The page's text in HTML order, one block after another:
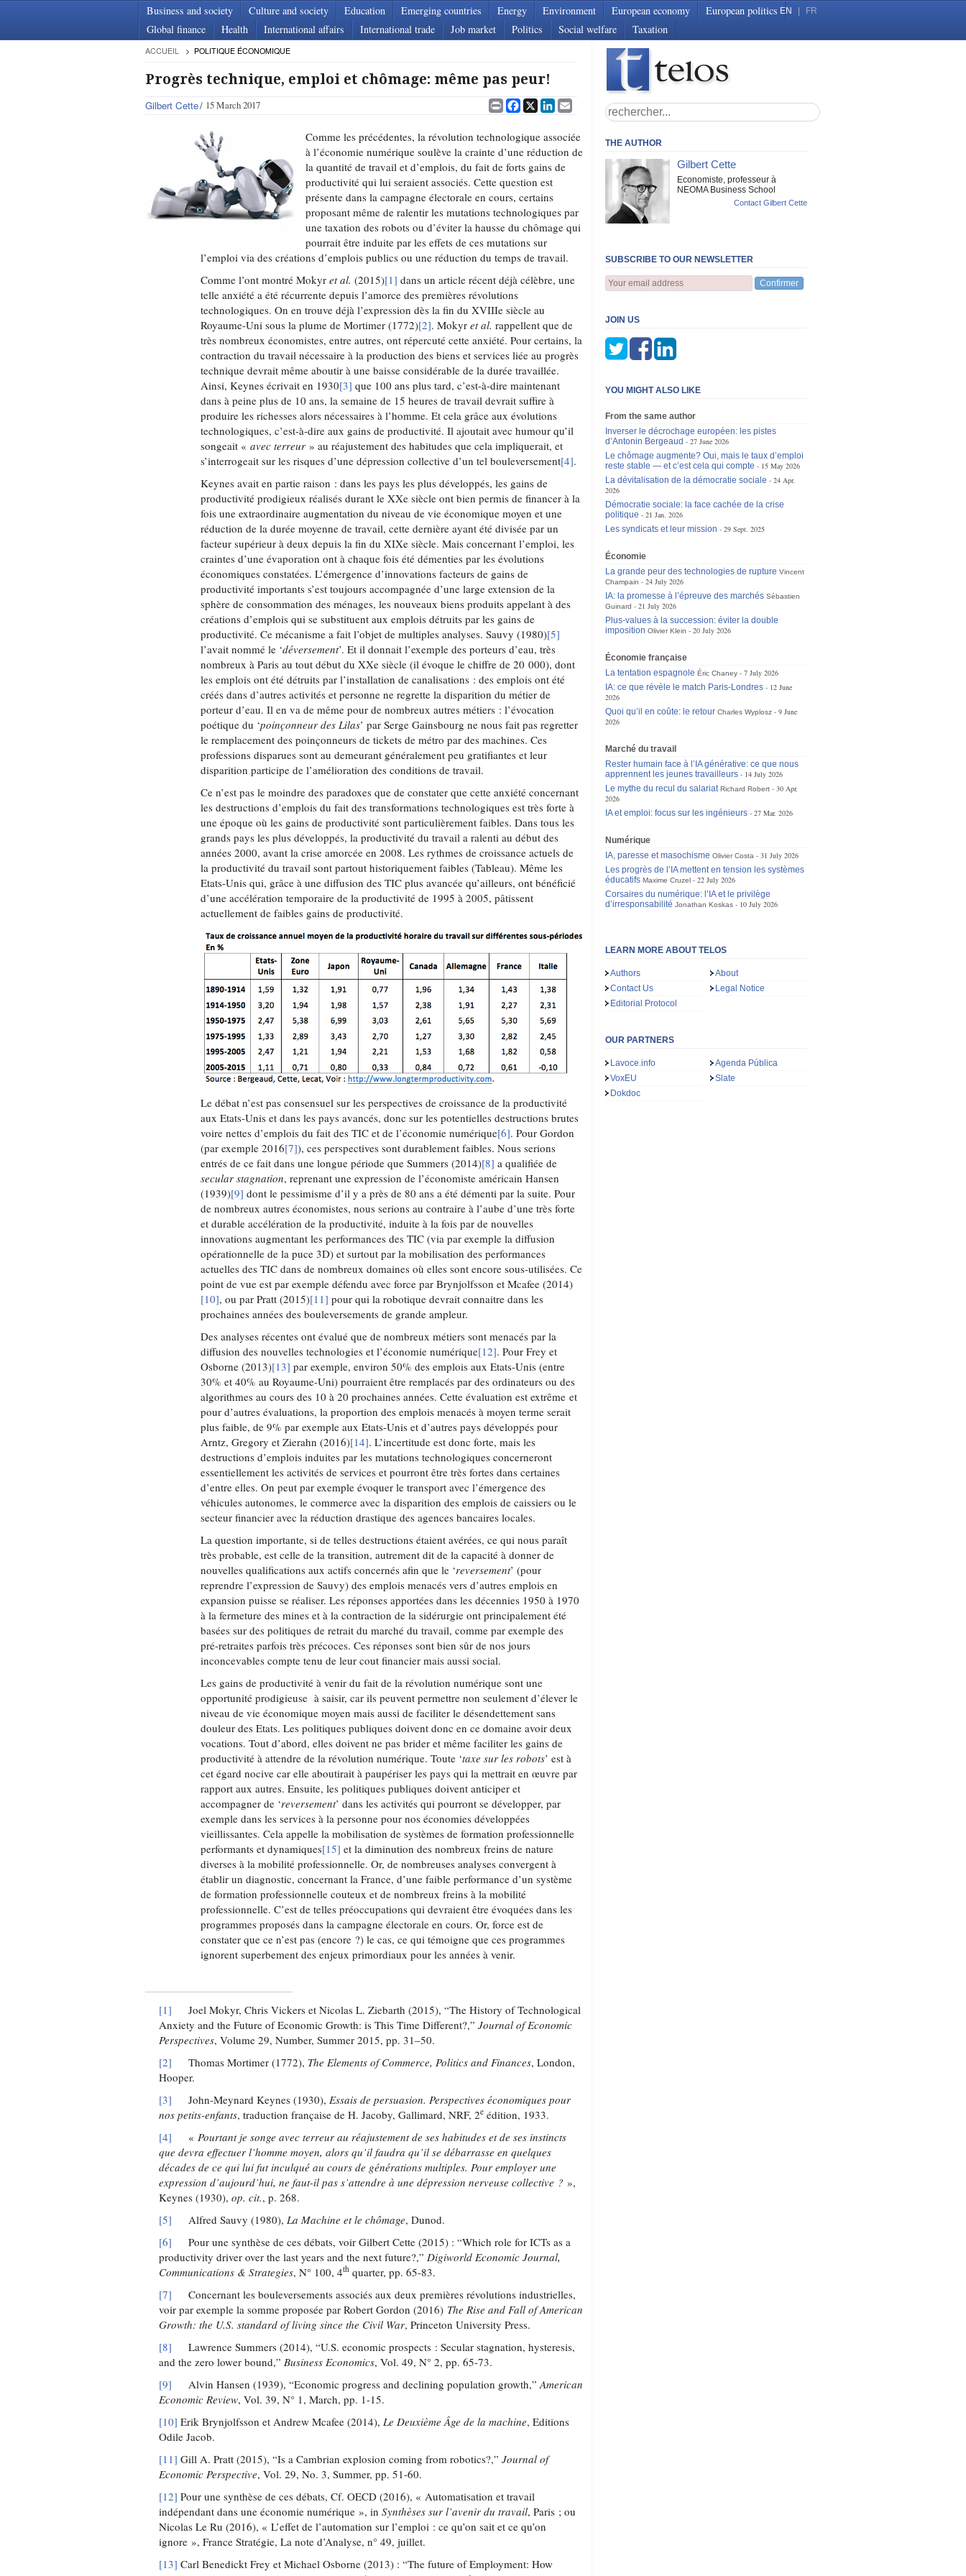
Business and society Culture and society Education Emerging countries Energy Environment European economy
European politics
Global finance
Health International affairs International trade Job market Politics Social welfare Taxation
EN FR
ACCUEIL POLITIQUE ÉCONOMIQUE
Progrès technique, emploi et chômage: même pas peur!
Gilbert Cette 15 March 2017 PrintFacebook
X LinkedIn
Email
Comme les précédentes, la révolution technologique associée
à l’économie numérique soulève la crainte d’une réduction de
la quantité de travail et d’emplois, du fait de forts gains de
productivité qui lui seraient associés. Cette question est
présente dans la campagne électorale en cours, certains
proposant même de ralentir les mutations technologiques par
une taxation des robots ou d’éviter la hausse du chômage qui
pourrait être induite par les effets de ces mutations sur
l’emploi via des créations d’emplois publics ou une réduction du temps de travail.
Comme l’ont montré Mokyret al. (2015)[1] dans un article récent déjà célèbre, une
telle anxiété a été récurrente depuis l’amorce des premières révolutions
technologiques. On en trouve déjà l’expression dès la fin du XVIIIe siècle au
Royaume-Uni sous la plume de Mortimer (1772)[2]. Mokyret al. rappellent que de
très nombreux économistes, entre autres, ont répercuté cette anxiété. Pour certains, la
contraction du travail nécessaire à la production des biens et services liée au progrès
technique devrait même aboutir à une baisse considérable de la durée travaillée.
Ainsi, Keynes écrivait en 1930[3] que 100 ans plus tard, c’est-à-dire maintenant
dans à peine plus de 10 ans, la semaine de 15 heures de travail devrait suffire à
produire les richesses alors nécessaires à l’homme. Et cela grâce aux évolutions
technologiques, c’est-à-dire aux gains de productivité. Il ajoutait avec humour qu’il
songeait «avec terreur» au réajustement des habitudes que cela impliquerait, et
s’interrogeait sur les risques d’une dépression collective d’un tel bouleversement[4].
Keynes avait en partie raison : dans les pays les plus développés, les gains de
productivité prodigieux réalisés durant le XXe siècle ont bien permis de financer à la
fois une extraordinaire augmentation du niveau de vie économique moyen et une
réduction de la durée moyenne de travail, cette dernière ayant été divisée par un
facteur supérieur à deux depuis la fin du XIXe siècle. Mais concernant l’emploi, les
craintes d’une évaporation ont à chaque fois été démenties par les évolutions
économiques constatées. L’émergence d’innovations facteurs de gains de
productivité importants s’est toujours accompagnée d’une large extension de la
sphère de consommation des ménages, les nouveaux biens produits appelant à des
créations d’emplois qui se substituent aux emplois détruits par les gains de
productivité. Ce mécanisme a fait l’objet de multiples analyses. Sauvy (1980)[5]
l’avait nommé le ‘déversement’. Et il donnait l’exemple des porteurs d’eau, très
nombreux à Paris au tout début du XXe siècle (il évoque le chiffre de 20 000), dont
les emplois ont été détruits par l’installation de canalisations : des emplois ont été
créés dans d’autres activités et personne ne regrette la disparition du métier de
porteur d’eau. Il en va de même pour de nombreux autres métiers : l’évocation
poétique du ‘poinçonneur des Lilas’ par Serge Gainsbourg ne nous fait pas regretter
le remplacement des poinçonneurs de tickets de métro par des machines. Ces
professions disparues sont au demeurant généralement peu gratifiantes et leur
disparition participe de l’amélioration des conditions de travail.
Ce n’est pas le moindre des paradoxes que de constater que cette anxiété concernant
les destructions d’emplois du fait des transformations technologiques est très forte à
une époque où les gains de productivité sont particulièrement faibles. Dans tous les
grands pays les plus développés, la productivité du travail a ralenti au début des
années 2000, avant la crise amorcée en 2008. Les rythmes de croissance actuels de
la productivité du travail sont partout historiquement faibles (Tableau). Même les
Etats-Unis qui, grâce à une diffusion des TIC plus avancée qu’ailleurs, ont bénéficié
d’une accélération temporaire de la productivité de 1995 à 2005, pâtissent
actuellement de faibles gains de productivité.
Le débat n’est pas consensuel sur les perspectives de croissance de la productivité
aux Etats-Unis et dans les pays avancés, donc sur les potentielles destructions brutes
voire nettes d’emplois du fait des TIC et de l’économie numérique[6]. Pour Gordon
(par exemple 2016[7]), ces perspectives sont durablement faibles. Nous serions
entrés de ce fait dans une longue période que Summers (2014)[8] a qualifiée de
secular stagnation, reprenant une expression de l’économiste américain Hansen
(1939)[9] dont le pessimisme d’il y a près de 80 ans a été démenti par la suite. Pour
de nombreux autres économistes, nous serions au contraire à l’aube d’une très forte
et durable accélération de la productivité, induite à la fois par de nouvelles
innovations augmentant les performances des TIC (via par exemple la diffusion
opérationnelle de la puce 3D) et surtout par la mobilisation des performances
actuelles des TIC dans de nombreux domaines où elles sont encore sous-utilisées. Ce
point de vue est par exemple défendu avec force par Brynjolfsson et Mcafee (2014)
[10], ou par Pratt (2015)[11] pour qui la robotique devrait connaitre dans les
prochaines années des bouleversements de grande ampleur.
Des analyses récentes ont évalué que de nombreux métiers sont menacés par la
diffusion des nouvelles technologies et l’économie numérique[12]. Pour Frey et
Osborne (2013)[13] par exemple, environ 50% des emplois aux Etats-Unis (entre
30% et 40% au Royaume-Uni) pourraient être remplacés par des ordinateurs ou des
algorithmes au cours des 10 à 20 prochaines années. Cette évaluation est extrême et
pour d’autres évaluations, la proportion des emplois menacés à moyen terme serait
plus faible, de 9% par exemple aux Etats-Unis et d’autres pays développés pour
Arntz, Gregory et Zierahn (2016)[14]. L’incertitude est donc forte, mais les
destructions d’emplois induites par les mutations technologiques concerneront
essentiellement les activités de services et pourront être très fortes dans certaines
d’entre elles. On peut par exemple évoquer le transport avec l’émergence des
véhicules autonomes, le commerce avec la disparition des emplois de caissiers ou le
secteur financier avec la réduction drastique des agences bancaires locales.
La question importante, si de telles destructions étaient avérées, ce qui nous paraît
très probable, est celle de la transition, autrement dit de la capacité à donner de
nouvelles qualifications aux actifs concernés afin que le ‘reversement’ (pour
reprendre l’expression de Sauvy) des emplois menacés vers d’autres emplois en
expansion puisse se réaliser. Les réponses apportées dans les décennies 1950 à 1970
à la fermeture des mines et à la contraction de la sidérurgie ont principalement été
basées sur des politiques de retrait du marché du travail, comme par exemple des
pré-retraites parfois très précoces. Ces réponses sont bien sûr de nos jours
inconcevables compte tenu de leur cout financier mais aussi social.
Les gains de productivité à venir du fait de la révolution numérique sont une
opportunité prodigieuse à saisir, car ils peuvent permettre non seulement d’élever le
niveau de vie économique moyen mais aussi de faciliter le désendettement sans
douleur des Etats. Les politiques publiques doivent donc en ce domaine avoir deux
vocations. Tout d’abord, elles doivent ne pas brider et même faciliter les gains de
productivité à attendre de la révolution numérique. Toute ‘taxe sur les robots’ est à
cet égard nocive car elle aboutirait à paupériser les pays qui la mettrait en œuvre par
rapport aux autres. Ensuite, les politiques publiques doivent anticiper et
accompagner de ‘reversement’ dans les activités qui pourront se développer, par
exemple dans les services à la personne pour nos économies développées
vieillissantes. Cela appelle la mobilisation de systèmes de formation professionnelle
performants et dynamiques[15] et la diminution des nombreux freins de nature
diverses à la mobilité professionnelle. Or, de nombreuses analyses convergent à
établir un diagnostic, concernant la France, d’une faible performance d’un système
de formation professionnelle couteux et de nombreux freins à la mobilité
professionnelle. C’est de telles préoccupations qui devraient être évoquées dans les
programmes proposés dans la campagne électorale en cours. Or, force est de
constater que ce n’est pas (encore ?) le cas, ce qui témoigne que ces programmes
ignorent superbement des enjeux primordiaux pour les années à venir.
[1] Joel Mokyr, Chris Vickers et Nicolas L. Ziebarth (2015), “The History of Technological
Anxiety and the Future of Economic Growth: is This Time Different?,” Journal of Economic
Perspectives, Volume 29, Number, Summer 2015, pp. 31–50.
[2] Thomas Mortimer (1772), The Elements of Commerce, Politics and Finances, London,
Hooper.
[3] John-Meynard Keynes (1930), Essais de persuasion. Perspectives économiques pour
nos petits-enfants, traduction française de H. Jacoby, Gallimard, NRF, 2eédition, 1933.
[4] « Pourtant je songe avec terreur au réajustement de ses habitudes et de ses instincts
que devra effectuer l’homme moyen, alors qu’il faudra qu’il se débarrasse en quelques
décades de ce qui lui fut inculqué au cours de générations multiples. Pour employer une
expression d’aujourd’hui, ne faut-il pas s’attendre à une dépression nerveuse collective ? »,
Keynes (1930), op. cit., p. 268.
[5] Alfred Sauvy (1980), La Machine et le chômage, Dunod.
[6] Pour une synthèse de ces débats, voir Gilbert Cette (2015) : “Which role for ICTs as a
productivity driver over the last years and the next future?,” Digiworld Economic Journal,
Communications & Strategies, N° 100, 4thquarter, pp. 65-83.
[7] Concernant les bouleversements associés aux deux premières révolutions industrielles,
voir par exemple la somme proposée par Robert Gordon (2016) The Rise and Fall of American
Growth: the U.S. standard of living since the Civil War, Princeton University Press.
[8] Lawrence Summers (2014), “U.S. economic prospects : Secular stagnation, hysteresis,
and the zero lower bound,” Business Economics, Vol. 49, N° 2, pp. 65-73.
[9] Alvin Hansen (1939), “Economic progress and declining population growth,” American
Economic Review, Vol. 39, N° 1, March, pp. 1-15.
[10] Erik Brynjolfsson et Andrew Mcafee (2014), Le Deuxième Âge de la machine, Editions
Odile Jacob.
[11] Gill A. Pratt (2015), “Is a Cambrian explosion coming from robotics?,” Journal of
Economic Perspective, Vol. 29, No. 3, Summer, pp. 51-60.
[12] Pour une synthèse de ces débats, Cf. OECD (2016), « Automatisation et travail
indépendant dans une économie numérique », in Synthèses sur l’avenir du travail, Paris ; ou
Nicolas Le Ru (2016), « L’effet de l’automation sur l’emploi : ce qu’on sait et ce qu’on
ignore », France Stratégie, La note d’Analyse, n° 49, juillet.
[13] Carl Benedickt Frey et Michael Osborne (2013) : “The future of Employment: How
THE AUTHOR
Gilbert Cette
Economiste, professeur à
NEOMA Business School
Contact Gilbert Cette
SUBSCRIBE TO OUR NEWSLETTER
Confirmer
JOIN US
YOU MIGHT ALSO LIKE
From the same author
Inverser le décrochage européen: les pistes
d’Antonin Bergeaud
27 June 2026
Le chômage augmente? Oui, mais le taux d’emploi
reste stable — et c’est cela qui compte
15 May 2026
La dévitalisation de la démocratie sociale
24 Apr.
2026
Démocratie sociale: la face cachée de la crise
politique
21 Jan. 2026
Les syndicats et leur mission
29 Sept. 2025
Économie
La grande peur des technologies de rupture Vincent
Champain
24 July 2026
IA: la promesse à l’épreuve des marchés Sébastien
Guinard
21 July 2026
Plus-values à la succession: éviter la double
imposition Olivier Klein 20 July 2026
Économie française
La tentation espagnole Éric Chaney
7 July 2026
IA: ce que révèle le match Paris-Londres
12 June
2026
Quoi qu’il en coûte: le retour Charles Wyplosz
9 June
2026
Marché du travail
Rester humain face à l’IA générative: ce que nous
apprennent les jeunes travailleurs
14 July 2026
Le mythe du recul du salariat Richard Robert
30 Apr.
2026
IA et emploi: focus sur les ingénieurs
27 Mar. 2026
Numérique
IA, paresse et masochisme Olivier Costa
31 July 2026
Les progrès de l’IA mettent en tension les systèmes
éducatifs Maxime Cruzel
22 July 2026
Corsaires du numérique: l’IA et le privilège
d’irresponsabilité Jonathan Koskas 10 July 2026
LEARN MORE ABOUT TELOS
Authors
About
Contact Us
Legal Notice
Editorial Protocol
OUR PARTNERS
Lavoce.info
Agenda Pública
VoxEU
Slate
Dokdoc